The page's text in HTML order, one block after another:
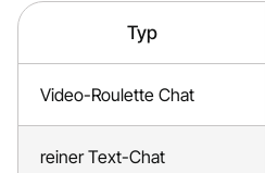
Typ
Video-Roulette Chat
reiner Text-Chat